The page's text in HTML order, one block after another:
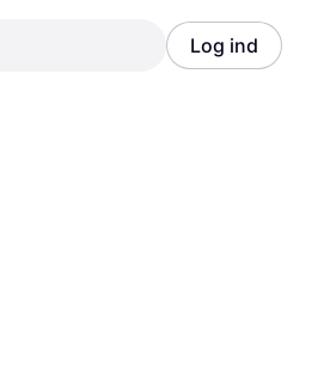
Log ind